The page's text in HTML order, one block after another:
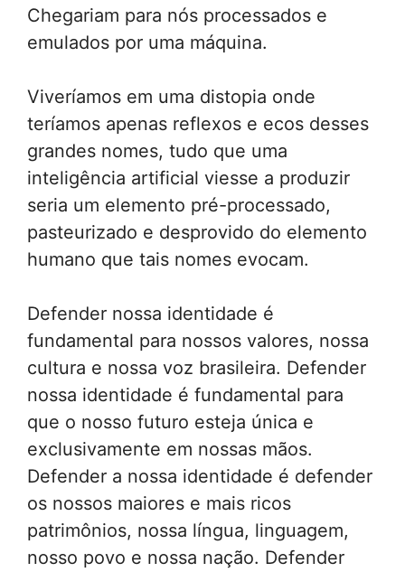
Chegariam para nós processados e
emulados por uma máquina.
Viveríamos em uma distopia onde
teríamos apenas reflexos e ecos desses
grandes nomes, tudo que uma
inteligência artificial viesse a produzir
seria um elemento pré-processado,
pasteurizado e desprovido do elemento
humano que tais nomes evocam.
Defender nossa identidade é
fundamental para nossos valores, nossa
cultura e nossa voz brasileira. Defender
nossa identidade é fundamental para
que o nosso futuro esteja única e
exclusivamente em nossas mãos.
Defender a nossa identidade é defender
os nossos maiores e mais ricos
patrimônios, nossa língua, linguagem,
nosso povo e nossa nação. Defender